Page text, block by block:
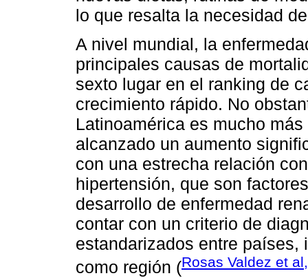
lo que resalta la necesidad
A nivel mundial, la
principales causas de
sexto lugar en el ranking de
crecimiento rápido. No
Latinoamérica es mucho
alcanzado un aumento
con una estrecha relación
hipertensión, que son
desarrollo de enfermedad
contar con un criterio de
estandarizados entre
como región (Rosas Valdez et